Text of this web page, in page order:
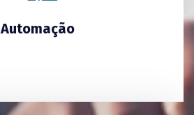
Automação